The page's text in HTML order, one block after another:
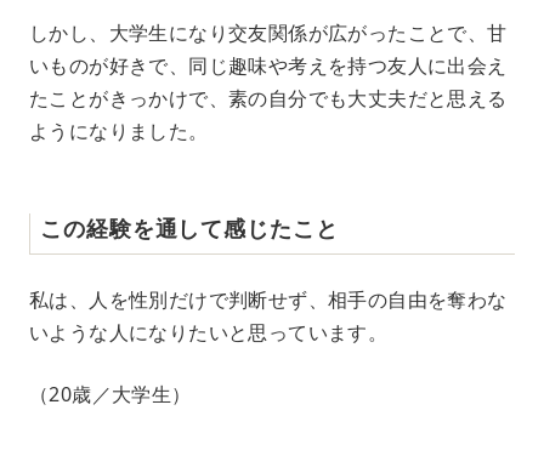
しかし、大学生になり交友関係が広がったことで、甘
いものが好きで、同じ趣味や考えを持つ友人に出会え
たことがきっかけで、素の自分でも大丈夫だと思える
ようになりました。
この経験を通して感じたこと
私は、人を性別だけで判断せず、相手の自由を奪わな
いような人になりたいと思っています。
（20歳／大学生）